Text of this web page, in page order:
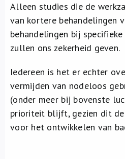
Alleen studies die de
van kortere behandelingen
behandelingen bij
zullen ons zekerheid geven.
Iedereen is het er echter
vermijden van nodeloos
(onder meer bij bovenste
prioriteit blijft, gezien dit
voor het ontwikkelen van